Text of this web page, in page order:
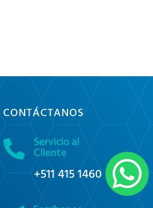
CONTÁCTANOS
 Servicio al
Cliente
+511 415 1460 